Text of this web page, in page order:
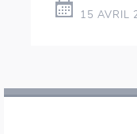
15 AVRIL